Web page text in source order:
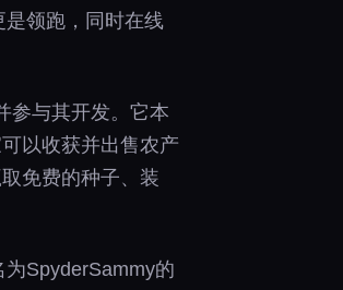
领跑，同时在线
参与其开发。它本
以收获并出售农产
免费的种子、装
SpyderSammy的